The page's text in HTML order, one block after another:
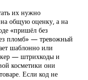
их нужно
общую оценку, а на
«пришёл без
пломб» — тревожный
шаблонно или
— штрихкоды и
косметики они
Если код не